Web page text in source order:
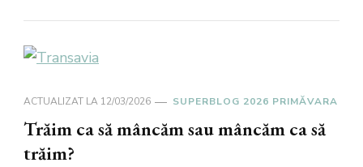
ACTUALIZAT LA 12/03/2026 SUPERBLOG 2026 PRIMĂVARA
Trăim ca să mâncăm sau mâncăm ca să
trăim?